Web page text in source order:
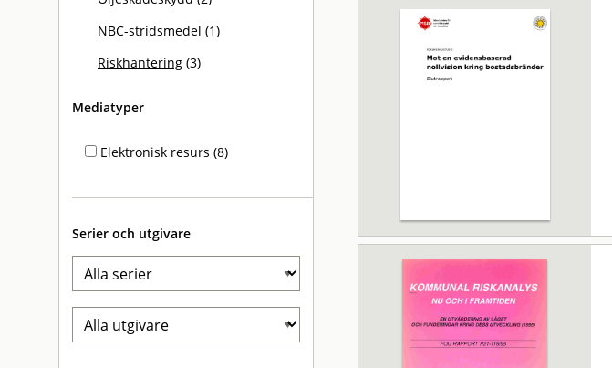
NBC-stridsmedel (1)
Riskhantering (3)
Mediatyper
Elektronisk resurs (8)
Serier och utgivare